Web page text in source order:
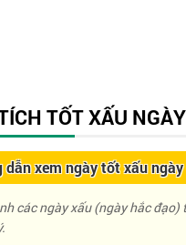
TỐT XẤU
dẫn xem ngày tốt xấu
các ngày xấu (ngày hắc đạo)